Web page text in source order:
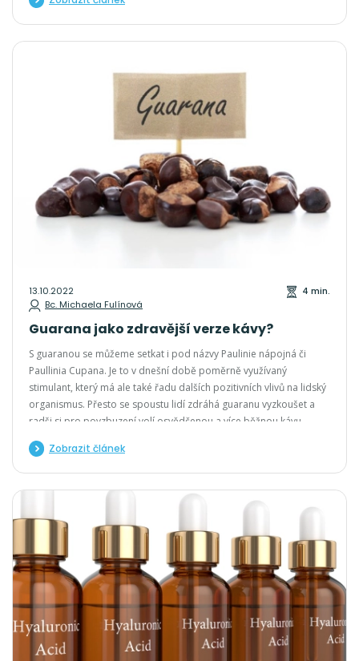
13.10.2022
Bc. Michaela Fulínová
4 min.
Guarana jako zdravější verze kávy?
S guaranou se můžeme setkat i pod názvy Paulinie nápojná či
Paullinia Cupana. Je to v dnešní době poměrně využívaný
stimulant, který má ale také řadu dalších pozitivních vlivů na lidský
organismus. Přesto se spoustu lidí zdráhá guaranu vyzkoušet a
radši si pro povzbuzení volí osvědčenou a více běžnou kávu.
Guarana ovšem funguje trošku odlišně, a z tohoto důvodu je i její
výsledný efekt rozdílný.
Zobrazit článek